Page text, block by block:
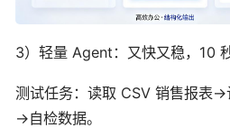
3）轻量 Agent：又快又稳，10
测试任务：读取 CSV 销售报表
→自检数据。